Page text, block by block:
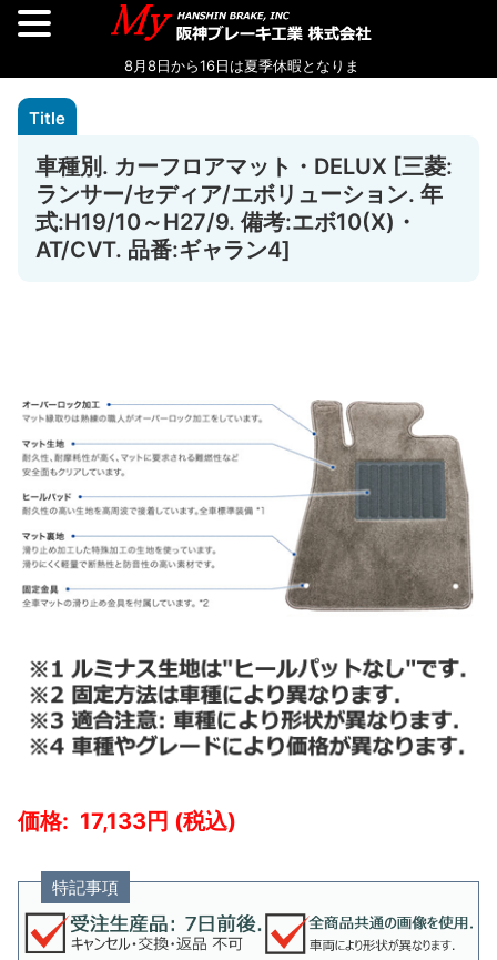
車種別. カーフロアマット・DELUX [三菱:
ランサー/セディア/エボリューション. 年
式:H19/10～H27/9. 備考:エボ10(Ⅹ)・
AT/CVT. 品番:ギャラン4]
17,133
特記事項